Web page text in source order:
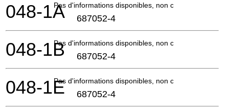
Pas d'informations disponibles, non commandable
048-1A 687052-4
Pas d'informations disponibles, non commandable
048-1B 687052-4
Pas d'informations disponibles, non commandable
048-1E 687052-4